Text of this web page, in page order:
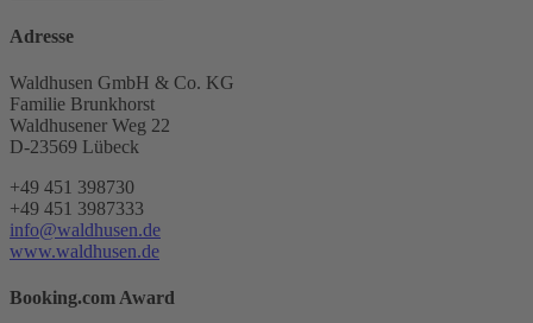
Adresse
Waldhusen GmbH & Co. KG
Familie Brunkhorst
Waldhusener Weg 22
D-23569 Lübeck
+49 451 398730
+49 451 3987333
info@waldhusen.de
www.waldhusen.de
Booking.com Award